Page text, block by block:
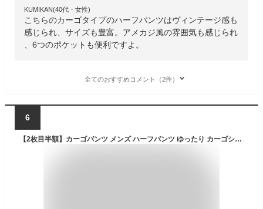
KUMIKAN(40代・女性)
こちらのカーゴタイプのハーフパンツはヴィンテージ感も
感じられ、サイズも豊富。アメカジ風の雰囲気も感じられ
、6つのポケットも便利ですよ。
全てのおすすめコメント（2件）
6
【2枚目半額】カーゴパンツ メンズ ハーフパンツ ゆったり カーゴショートパンツ 膝上 迷彩 多ポケット付 短パン メンズ ズボン 綿 夏用 カモフラ 迷彩柄 ミリタリーパンツ カーゴショーツ 大きいサイズ 送料無料 MATCH麻吉